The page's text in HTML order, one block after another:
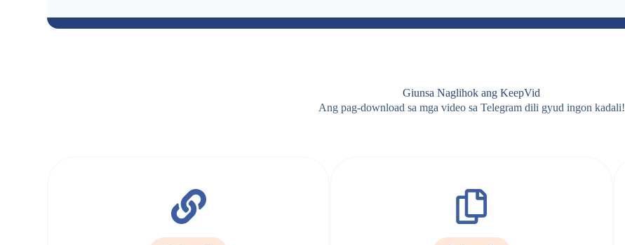
Giunsa Naglihok ang KeepVid
Ang pag-download sa mga video sa Telegram dili gyud ingon kadali!